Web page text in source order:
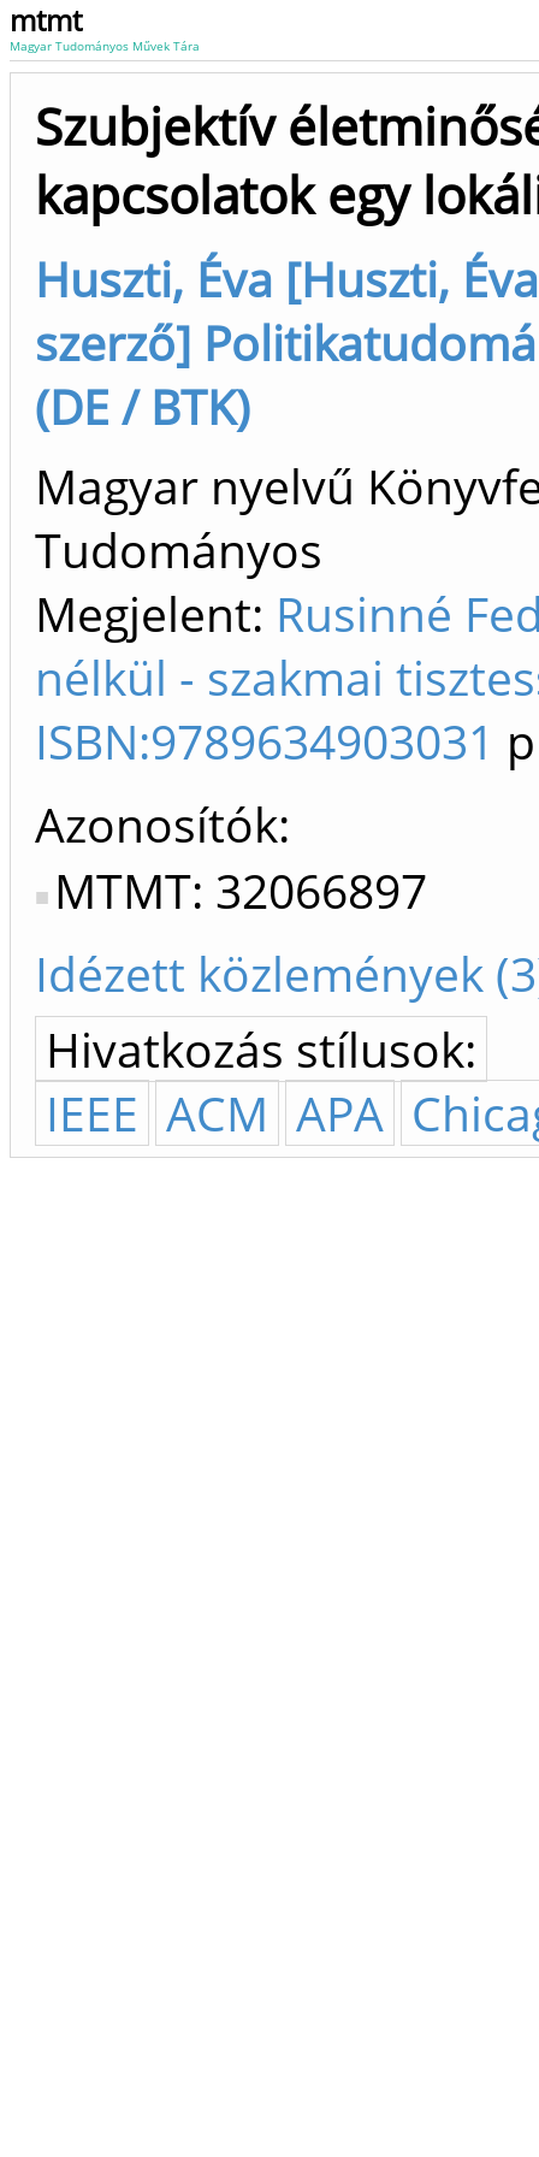
mtmt
Magyar Tudományos Művek Tára
Szubjektív
kapcsolatok egy
Huszti, Éva [Huszti,
szerző]
(DE / BTK)
Magyar nyelvű
Tudományos
Megjelent: Rusinné
nélkül - szakmai
ISBN:9789634903031
Azonosítók
MTMT: 32066897
Idézett közlemények
Hivatkozás stílusok:
IEEE ACM APA